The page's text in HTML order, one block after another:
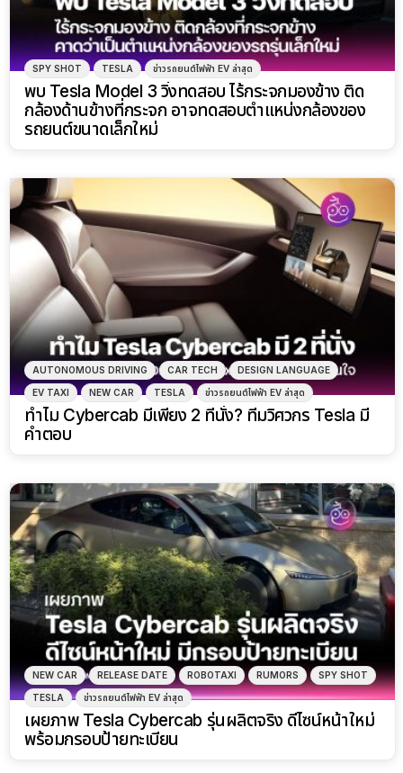
SPY SHOT TESLA ข่าวรถยนต์ไฟฟ้า EV ล่าสุด
พบ Tesla Model 3 วิ่งทดสอบ ไร้กระจกมองข้าง ติด
กล้องด้านข้างที่กระจก อาจทดสอบตำแหน่งกล้องของ
รถยนต์ขนาดเล็กใหม่
AUTONOMOUS DRIVING CAR TECH DESIGN LANGUAGE
EV TAXI NEW CAR TESLA ข่าวรถยนต์ไฟฟ้า EV ล่าสุด
ทำไม Cybercab มีเพียง 2 ที่นั่ง? ทีมวิศวกร Tesla มี
คำตอบ
NEW CAR RELEASE DATE ROBOTAXI RUMORS SPY SHOT
TESLA ข่าวรถยนต์ไฟฟ้า EV ล่าสุด
เผยภาพ Tesla Cybercab รุ่นผลิตจริง ดีไซน์หน้าใหม่
พร้อมกรอบป้ายทะเบียน